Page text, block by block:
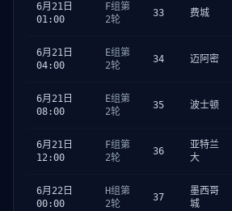
6月21日
01:00
F组第
2轮
33 费城
6月21日
04:00
E组第
2轮
34 迈阿密
6月21日
08:00
E组第
2轮
35 波士顿
6月21日
12:00
F组第
2轮
36
亚特兰
大
6月22日
00:00
H组第
2轮
37
墨西哥
城